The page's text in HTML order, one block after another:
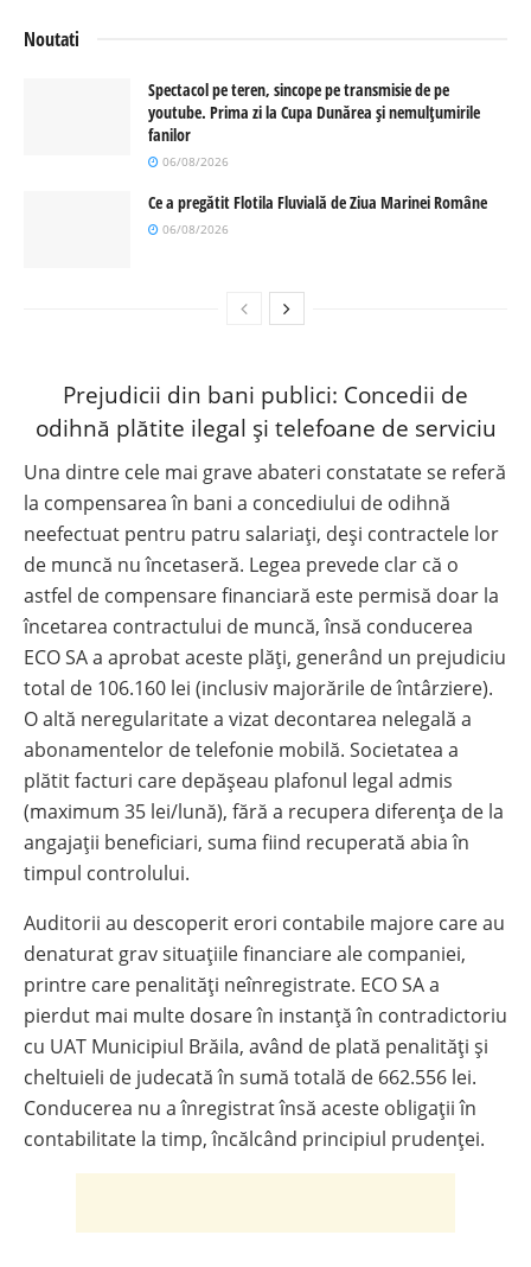
Noutati
Spectacol pe teren, sincope pe transmisie de pe
youtube. Prima zi la Cupa Dunărea și nemulțumirile
fanilor
06/08/2026
Ce a pregătit Flotila Fluvială de Ziua Marinei Române
06/08/2026
Prejudicii din bani publici: Concedii de
odihnă plătite ilegal și telefoane de serviciu
Una dintre cele mai grave abateri constatate se referă
la compensarea în bani a concediului de odihnă
neefectuat pentru patru salariați, deși contractele lor
de muncă nu încetaseră. Legea prevede clar că o
astfel de compensare financiară este permisă doar la
încetarea contractului de muncă, însă conducerea
ECO SA a aprobat aceste plăți, generând un prejudiciu
total de 106.160 lei (inclusiv majorările de întârziere).
O altă neregularitate a vizat decontarea nelegală a
abonamentelor de telefonie mobilă. Societatea a
plătit facturi care depășeau plafonul legal admis
(maximum 35 lei/lună), fără a recupera diferența de la
angajații beneficiari, suma fiind recuperată abia în
timpul controlului.
Auditorii au descoperit erori contabile majore care au
denaturat grav situațiile financiare ale companiei,
printre care penalități neînregistrate. ECO SA a
pierdut mai multe dosare în instanță în contradictoriu
cu UAT Municipiul Brăila, având de plată penalități și
cheltuieli de judecată în sumă totală de 662.556 lei.
Conducerea nu a înregistrat însă aceste obligații în
contabilitate la timp, încălcând principiul prudenței.